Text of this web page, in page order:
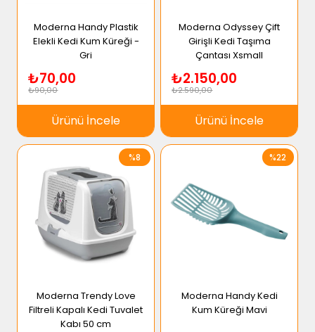
Moderna Handy Plastik
Elekli Kedi Kum Küreği -
Gri
₺70,00
₺90,00
Ürünü İncele
Moderna Odyssey Çift
Girişli Kedi Taşıma
Çantası Xsmall
₺2.150,00
₺2.590,00
Ürünü İncele
Moderna Trendy Love
Filtreli Kapalı Kedi Tuvalet
Kabı 50 cm
%8
Moderna Handy Kedi
Kum Küreği Mavi
%22